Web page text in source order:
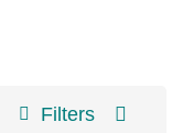
Filters